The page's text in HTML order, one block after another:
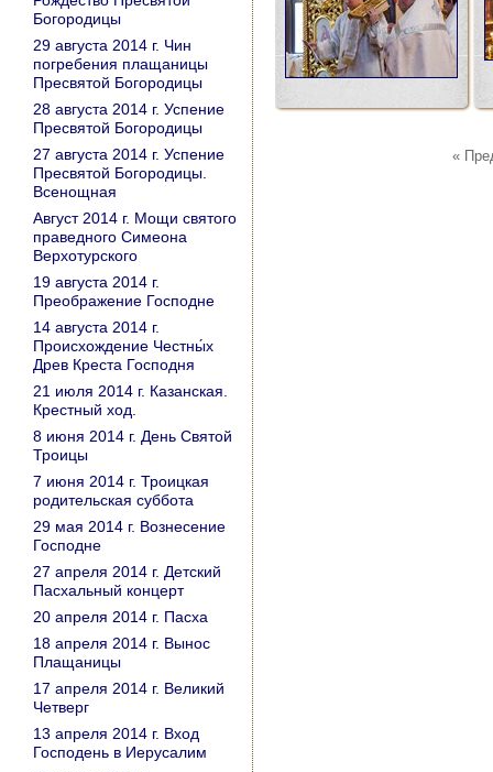
«
Богородицы
29 августа 2014 г. Чин
погребения плащаницы
Пресвятой Богородицы
28 августа 2014 г. Успение
Пресвятой Богородицы
27 августа 2014 г. Успение
Пресвятой Богородицы.
Всенощная
Август 2014 г. Мощи святого
праведного Симеона
Верхотурского
19 августа 2014 г.
Преображение Господне
14 августа 2014 г.
Происхождение Честны́х
Древ Креста Господня
21 июля 2014 г. Казанская.
Крестный ход.
8 июня 2014 г. День Святой
Троицы
7 июня 2014 г. Троицкая
родительская суббота
29 мая 2014 г. Вознесение
Господне
27 апреля 2014 г. Детский
Пасхальный концерт
20 апреля 2014 г. Пасха
18 апреля 2014 г. Вынос
Плащаницы
17 апреля 2014 г. Великий
Четверг
13 апреля 2014 г. Вход
Господень в Иерусалим